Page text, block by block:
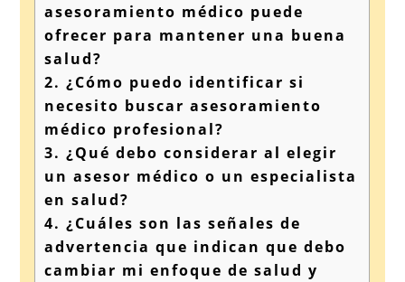
asesoramiento médico puede
ofrecer para mantener una buena
salud?
2. ¿Cómo puedo identificar si
necesito buscar asesoramiento
médico profesional?
3. ¿Qué debo considerar al elegir
un asesor médico o un especialista
en salud?
4. ¿Cuáles son las señales de
advertencia que indican que debo
cambiar mi enfoque de salud y